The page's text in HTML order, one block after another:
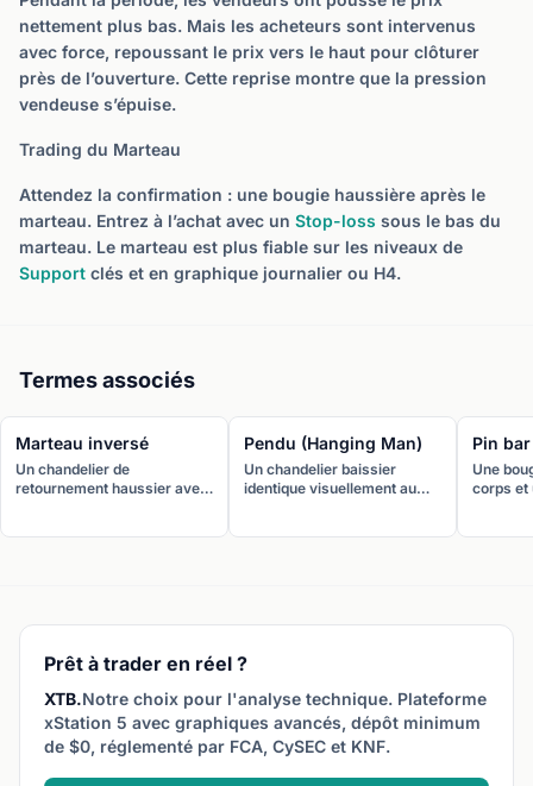
nettement plus bas. Mais les acheteurs sont intervenus
avec force, repoussant le prix vers le haut pour clôturer
près de l’ouverture. Cette reprise montre que la pression
vendeuse s’épuise.
Trading du Marteau
Attendez la confirmation : une bougie haussière après le
marteau. Entrez à l’achat avec un Stop-loss sous le bas du
marteau. Le marteau est plus fiable sur les niveaux de
Support clés et en graphique journalier ou H4.
Termes associés
Marteau inversé
Un chandelier de
retournement haussier avec
Pendu (Hanging Man)
Un chandelier baissier
identique visuellement au
Pin bar
Une
corps et
Prêt à trader en réel ?
XTB.Notre choix pour l'analyse technique. Plateforme
xStation 5 avec graphiques avancés, dépôt minimum
de $0, réglementé par FCA, CySEC et KNF.